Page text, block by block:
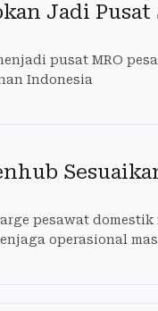
Jadi Pusat
pusat MRO
Indonesia
pesawat domestik
operasional